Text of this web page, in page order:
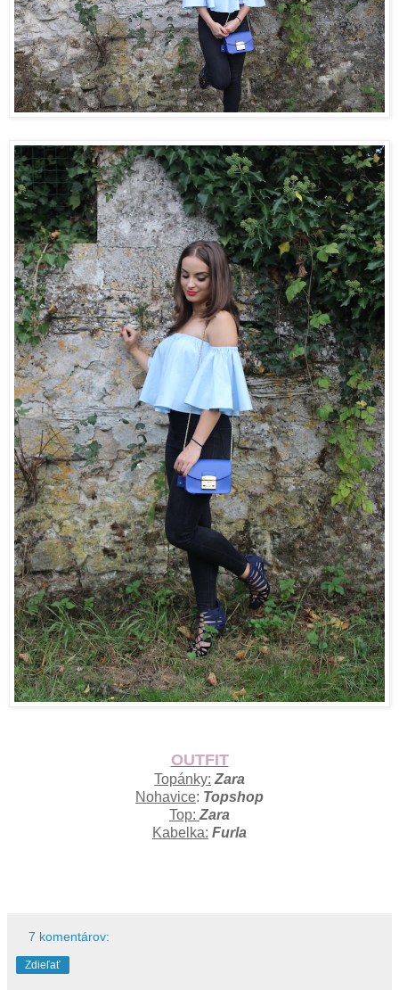
OUTFIT
Topánky: Zara
Nohavice: Topshop
Top: Zara
Kabelka: Furla
7 komentárov:
Zdieľať